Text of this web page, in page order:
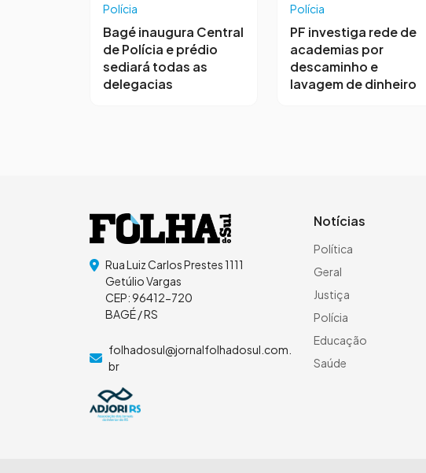
Polícia
Bagé inaugura Central
de Polícia e prédio
sediará todas as
delegacias
Polícia
PF investiga rede de
academias por
descaminho e
lavagem de dinheiro
Rua Luiz Carlos Prestes 1111
Getúlio Vargas
CEP: 96412-720
BAGÉ / RS
folhadosul@jornalfolhadosul.com.
br
Notícias
Política
Geral
Justiça
Polícia
Educação
Saúde